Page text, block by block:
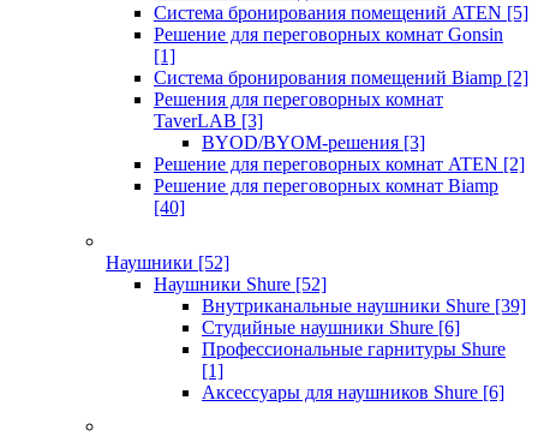
Система бронирования помещений ATEN [5]
Решение для переговорных комнат Gonsin
[1]
Система бронирования помещений Biamp [2]
Решения для переговорных комнат
TaverLAB [3]
BYOD/BYOM-решения [3]
Решение для переговорных комнат ATEN [2]
Решение для переговорных комнат Biamp
[40]
Наушники [52]
Наушники Shure [52]
Внутриканальные наушники Shure [39]
Студийные наушники Shure [6]
Профессиональные гарнитуры Shure
[1]
Аксессуары для наушников Shure [6]